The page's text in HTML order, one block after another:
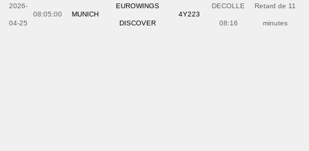
2026-
04-25
08:05:00 MUNICH
EUROWINGS
DISCOVER
4Y223
DECOLLE
08:16
Retard de 11
minutes